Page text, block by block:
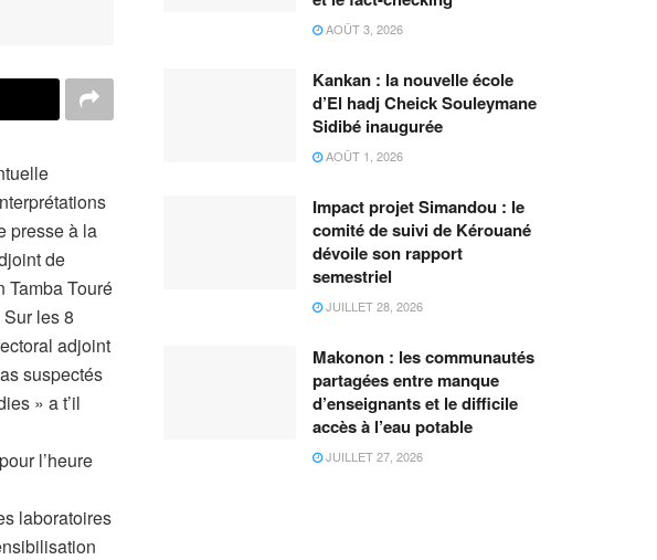
presse à la
de
Tamba Touré
les 8
adjoint
suspectés
» a t’il
l’heure
laboratoires
AOÛT 3, 2026
Kankan : la nouvelle école
d’El hadj Cheick Souleymane
Sidibé inaugurée
AOÛT 1, 2026
Impact projet Simandou : le
comité de suivi de Kérouané
dévoile son rapport
semestriel
JUILLET 28, 2026
Makonon : les communautés
partagées entre manque
d’enseignants et le difficile
accès à l’eau potable
JUILLET 27, 2026